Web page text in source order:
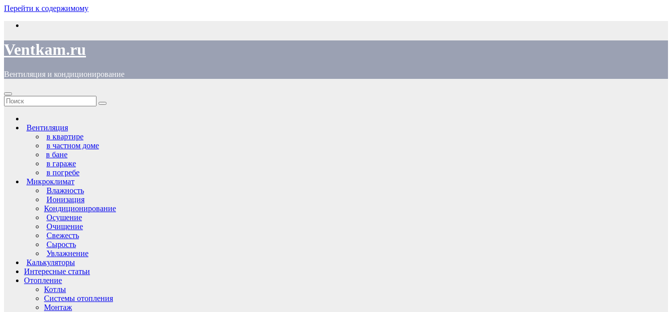
Перейти к содержимому
Ventkam.ru
Вентиляция и кондиционирование
Вентиляция
в квартире
в частном доме
в бане
в гараже
в погребе
Микроклимат
Влажность
Ионизация
Кондиционирование
Осушение
Очищение
Свежесть
Сырость
Увлажнение
Калькуляторы
Интересные статьи
Отопление
Котлы
Системы отопления
Монтаж